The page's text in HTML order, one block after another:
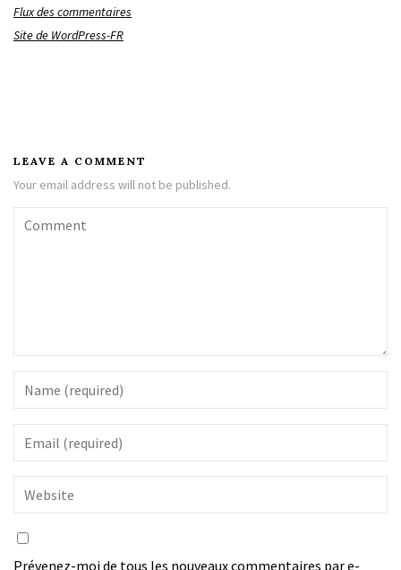
Flux des commentaires
Site de WordPress-FR
LEAVE A COMMENT
Your email address will not be published.
Prévenez-moi de tous les nouveaux commentaires par e-